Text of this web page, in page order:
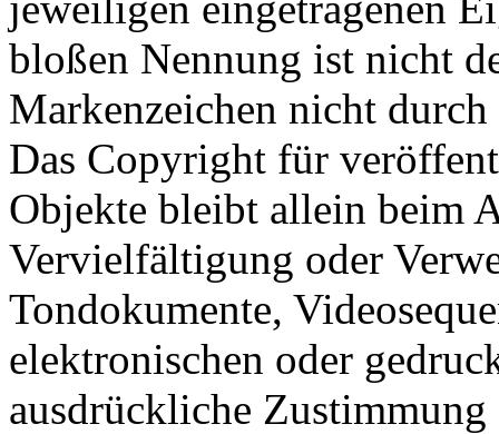
bloßen Nennung ist nicht
Markenzeichen nicht
Das Copyright für
Objekte bleibt allein beim
Vervielfältigung oder
Tondokumente,
elektronischen oder
ausdrückliche